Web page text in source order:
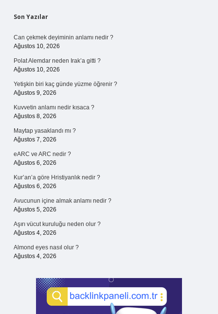
Sidebar
Son Yazılar
Can çekmek deyiminin anlamı nedir ?
Ağustos 10, 2026
Polat Alemdar neden Irak’a gitti ?
Ağustos 10, 2026
Yetişkin biri kaç günde yüzme öğrenir ?
Ağustos 9, 2026
Kuvvetin anlamı nedir kısaca ?
Ağustos 8, 2026
Maytap yasaklandı mı ?
Ağustos 7, 2026
eARC ve ARC nedir ?
Ağustos 6, 2026
Kur’an’a göre Hristiyanlık nedir ?
Ağustos 6, 2026
Avucunun içine almak anlamı nedir ?
Ağustos 5, 2026
Aşırı vücut kuruluğu neden olur ?
Ağustos 4, 2026
Almond eyes nasıl olur ?
Ağustos 4, 2026